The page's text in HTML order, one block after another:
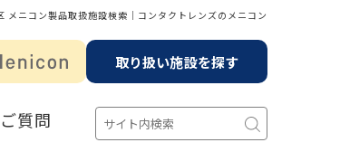
メニコン製品取扱施設検索│コンタクトレンズのメニコン
取り扱い施設を探す
質問